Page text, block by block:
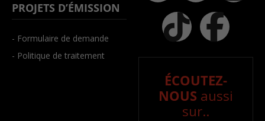
PROJETS D’ÉMISSION
- Formulaire de demande
- Politique de traitement
ÉCOUTEZ-
NOUS aussi
sur..